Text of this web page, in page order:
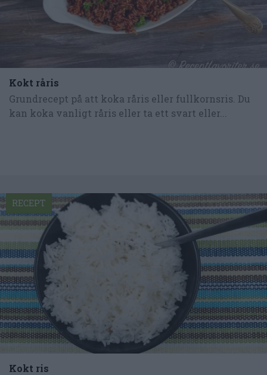
Kokt råris
Grundrecept på att koka råris eller fullkornsris. Du
kan koka vanligt råris eller ta ett svart eller...
Kokt ris
RECEPT